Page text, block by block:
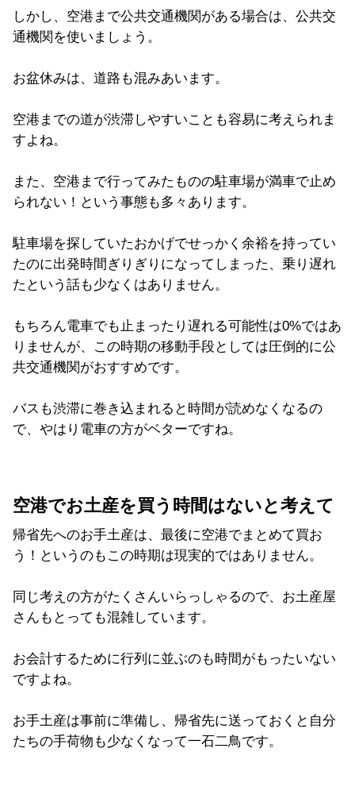
しかし、空港まで公共交通機関がある場合は、公共交
通機関を使いましょう。
お盆休みは、道路も混みあいます。
空港までの道が渋滞しやすいことも容易に考えられま
すよね。
また、空港まで行ってみたものの駐車場が満車で止め
られない！という事態も多々あります。
駐車場を探していたおかげでせっかく余裕を持ってい
たのに出発時間ぎりぎりになってしまった、乗り遅れ
たという話も少なくはありません。
もちろん電車でも止まったり遅れる可能性は0%ではあ
りませんが、この時期の移動手段としては圧倒的に公
共交通機関がおすすめです。
バスも渋滞に巻き込まれると時間が読めなくなるの
で、やはり電車の方がベターですね。
空港でお土産を買う時間はないと考えて
帰省先へのお手土産は、最後に空港でまとめて買お
う！というのもこの時期は現実的ではありません。
同じ考えの方がたくさんいらっしゃるので、お土産屋
さんもとっても混雑しています。
お会計するために行列に並ぶのも時間がもったいない
ですよね。
お手土産は事前に準備し、帰省先に送っておくと自分
たちの手荷物も少なくなって一石二鳥です。